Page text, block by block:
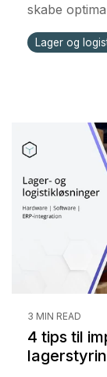
skabe
Lager og
3 MIN READ
4 tips til